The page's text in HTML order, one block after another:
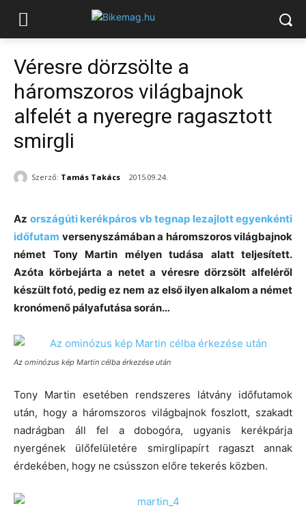
Véresre dörzsölte a
háromszoros világbajnok
alfelét a nyeregre ragasztott
smirgli
Szerző: Tamás Takács 2015.09.24.
Az országúti kerékpáros vb tegnap lezajlott egyenkénti
időfutam versenyszámában a háromszoros világbajnok
német Tony Martin mélyen tudása alatt teljesített.
Azóta körbejárta a netet a véresre dörzsölt alfeléről
készült fotó, pedig ez nem az első ilyen alkalom a német
kronómenő pályafutása során…
Az ominózus kép Martin célba érkezése után
Tony Martin esetében rendszeres látvány időfutamok
után, hogy a háromszoros világbajnok foszlott, szakadt
nadrágban áll fel a dobogóra, ugyanis kerékpárja
nyergének ülőfelületére smirglipapírt ragaszt annak
érdekében, hogy ne csússzon előre tekerés közben.